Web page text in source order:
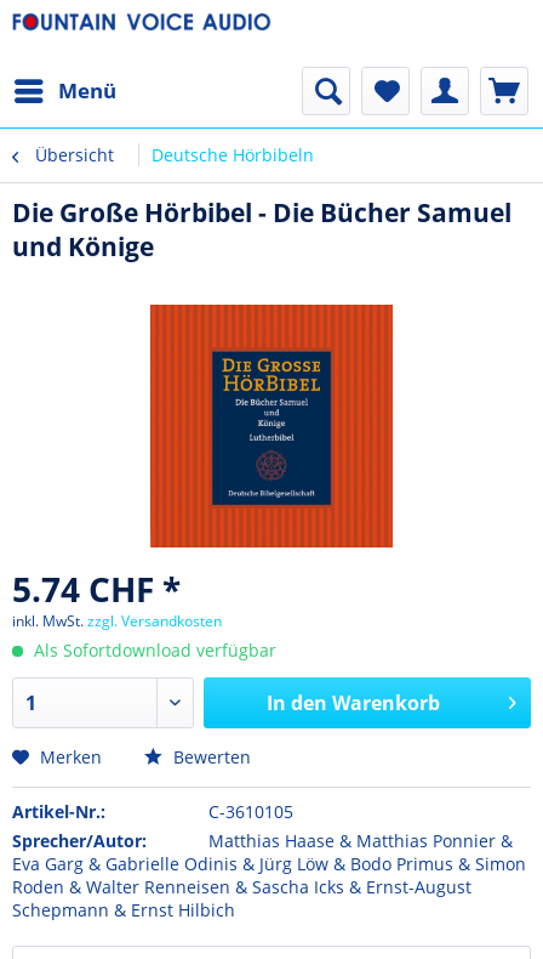
Menü
Übersicht Deutsche Hörbibeln
Die Große Hörbibel - Die Bücher Samuel
und Könige
5.74 CHF *
inkl. MwSt.zzgl. Versandkosten
Als Sofortdownload verfügbar
In den Warenkorb
Merken Bewerten
Artikel-Nr.:
C-3610105
Sprecher/Autor:
Matthias Haase & Matthias Ponnier &
Eva Garg & Gabrielle Odinis & Jürg Löw & Bodo Primus & Simon
Roden & Walter Renneisen & Sascha Icks & Ernst-August
Schepmann & Ernst Hilbich